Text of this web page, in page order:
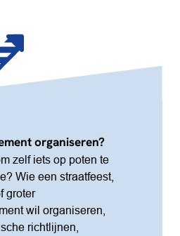
organiseren?
zelf iets op poten te
Wie een straatfeest,
groter
wil organiseren,
richtlijnen,